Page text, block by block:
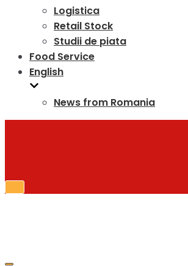
Logistica
Retail Stock
Studii de piata
Food Service
English
News from Romania
Toggle